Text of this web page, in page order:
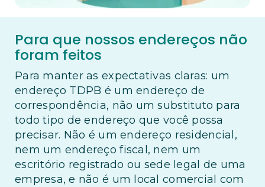
Para que nossos endereços não
foram feitos
Para manter as expectativas claras: um
endereço TDPB é um endereço de
correspondência, não um substituto para
todo tipo de endereço que você possa
precisar. Não é um endereço residencial,
nem um endereço fiscal, nem um
escritório registrado ou sede legal de uma
empresa, e não é um local comercial com